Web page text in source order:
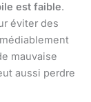
est faible.
éviter des
mauvaise
aussi perdre